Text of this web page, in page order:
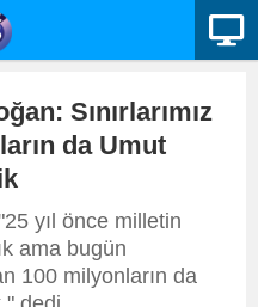
Sınırlarımız
da Umut
yıl önce milletin
ama bugün
100 milyonların da